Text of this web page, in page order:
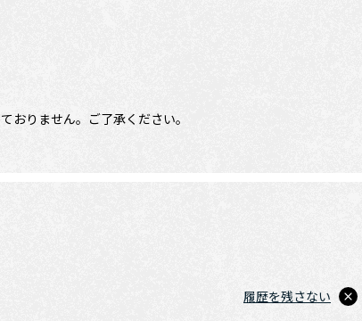
りません。ご了承ください。
履歴を残さない